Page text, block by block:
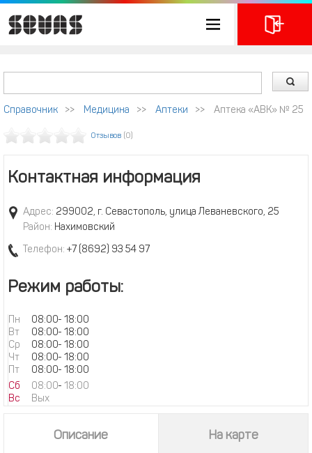
Справочник >> Медицина >> Аптеки >> Аптека «АВК» № 25
Отзывов (0)
Контактная информация
Адрес: 299002, г. Севастополь, улица Леваневского, 25
Район: Нахимовский
Телефон: +7 (8692) 93 54 97
Режим работы:
Пн 08:00- 18:00
Вт
08:00- 18:00
Ср
08:00- 18:00
Чт
08:00- 18:00
Пт
08:00- 18:00
Сб
08:00- 18:00
Вс
Вых
Описание На карте